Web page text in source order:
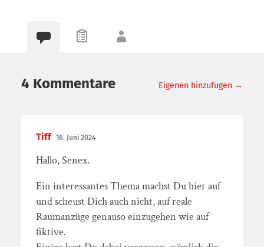
4 Kommentare Eigenen hinzufügen →
Tiff 16. Juni 2024
Hallo, Senex.
Ein interessantes Thema machst Du hier auf
und scheust Dich auch nicht, auf reale
Raumanzüge genauso einzugehen wie auf
fiktive.